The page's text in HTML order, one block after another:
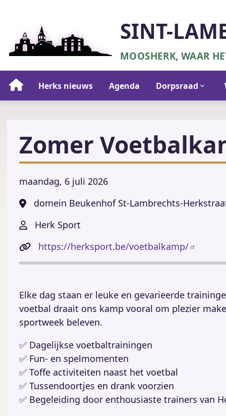
gaan
SINT-
MOOSHERK, WAAR
Hoofdnavigatie
Herks nieuws Agenda Dorpsraad
Zomer
maandag, 6 juli 2026
domein Beukenhof St-Lambrechts-
Herk Sport
https://herksport.be/voetbalkamp/
Elke dag staan er leuke en gevarieerde
voetbal draait ons kamp vooral om plezier
sportweek beleven.
✅ Dagelijkse voetbaltrainingen
✅ Fun- en spelmomenten
✅ Toffe activiteiten naast het voetbal
✅ Tussendoortjes en drank voorzien
✅ Begeleiding door enthousiaste trainers van